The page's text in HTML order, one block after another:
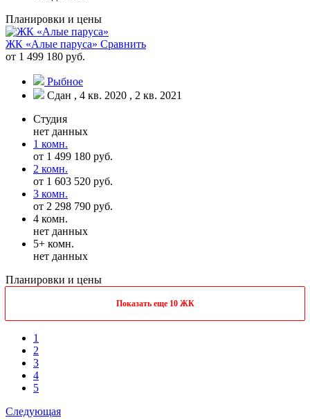
Планировки и цены
ЖК «Алые паруса» Сравнить
от 1 499 180 руб.
Рыбное
Сдан , 4 кв. 2020 , 2 кв. 2021
Студия
нет данных
1 комн.
от 1 499 180 руб.
2 комн.
от 1 603 520 руб.
3 комн.
от 2 298 790 руб.
4 комн.
нет данных
5+ комн.
нет данных
Планировки и цены
Показать еще 10 ЖК
1
2
3
4
5
Следующая